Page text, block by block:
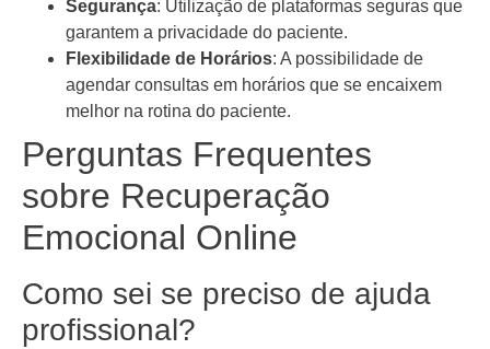
Segurança: Utilização de plataformas seguras que
garantem a privacidade do paciente.
Flexibilidade de Horários: A possibilidade de
agendar consultas em horários que se encaixem
melhor na rotina do paciente.
Perguntas Frequentes
sobre Recuperação
Emocional Online
Como sei se preciso de ajuda
profissional?